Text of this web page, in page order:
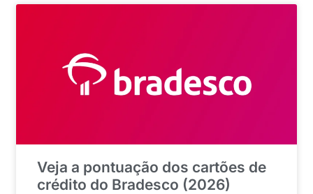
Veja a pontuação dos cartões de
crédito do Bradesco (2026)